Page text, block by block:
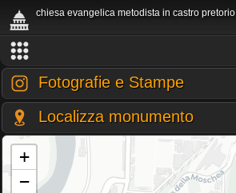
chiesa evangelica metodista in castro pretorio
Fotografie e Stampe
Localizza monumento
+
−